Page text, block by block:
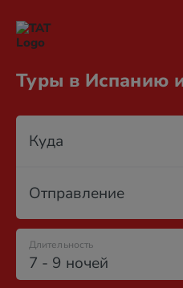
Туры в Испанию
Куда
Отправление
7 - 9 ночей
Длительность